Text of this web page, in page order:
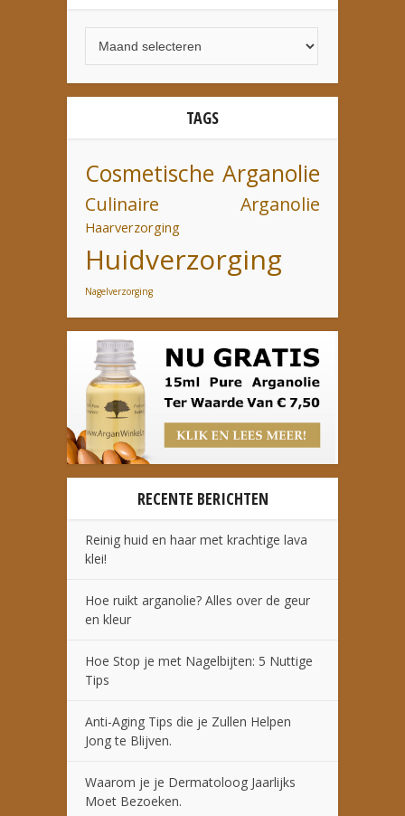
TAGS
Cosmetische Arganolie
Culinaire Arganolie
Haarverzorging
Huidverzorging
Nagelverzorging
RECENTE BERICHTEN
Reinig huid en haar met krachtige lava
klei!
Hoe ruikt arganolie? Alles over de geur
en kleur
Hoe Stop je met Nagelbijten: 5 Nuttige
Tips
Anti-Aging Tips die je Zullen Helpen
Jong te Blijven.
Waarom je je Dermatoloog Jaarlijks
Moet Bezoeken.